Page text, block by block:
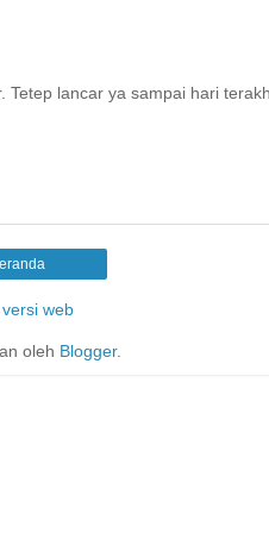
lancar ya sampai hari
web
oleh Blogger.